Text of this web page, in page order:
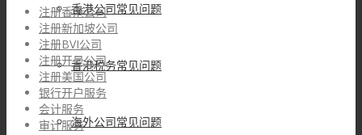
香港公司常见问题
香港税务常见问题
海外公司常见问题
注册香港公司
注册新加坡公司
注册BVI公司
注册开曼公司
注册美国公司
银行开户服务
会计服务
审计服务